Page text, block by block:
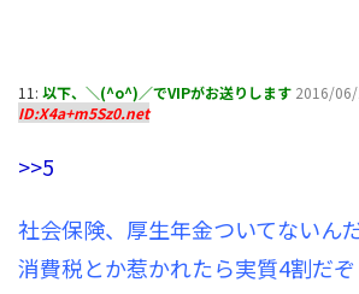
11: 以下、＼(^o^)／でVIPがお送りします 2016/
ID:X4a+m5Sz0.net
>>5
社会保険、厚生年金ついてないん
消費税とか惹かれたら実質4割だぞ